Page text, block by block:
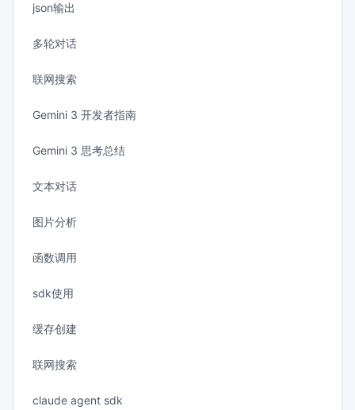
json输出
多轮对话
联网搜索
Gemini 3 开发者指南
Gemini 3 思考总结
文本对话
图片分析
函数调用
sdk使用
缓存创建
联网搜索
claude agent sdk